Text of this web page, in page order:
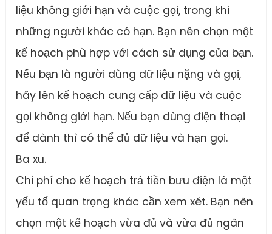
liệu không giới hạn và cuộc gọi, trong khi
những người khác có hạn. Bạn nên chọn một
kế hoạch phù hợp với cách sử dụng của bạn.
Nếu bạn là người dùng dữ liệu nặng và gọi,
hãy lên kế hoạch cung cấp dữ liệu và cuộc
gọi không giới hạn. Nếu bạn dùng điện thoại
để dành thì có thể đủ dữ liệu và hạn gọi.
Ba xu.
Chi phí cho kế hoạch trả tiền bưu điện là một
yếu tố quan trọng khác cần xem xét. Bạn nên
chọn một kế hoạch vừa đủ và vừa đủ ngân